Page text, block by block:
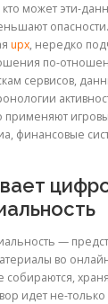
может эти-
upx, нередко
по-
сервисов,
применяют
финансовые
—
во
идет не-